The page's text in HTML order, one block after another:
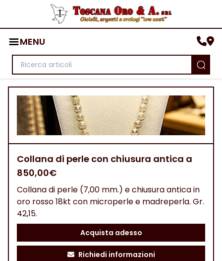
MENU
Collana di perle con chiusura antica a
850,00€
Collana di perle (7,00 mm.) e chiusura antica in
oro rosso 18kt con microperle e madreperla. Gr.
42,15.
Acquista adesso
Richiedi informazioni